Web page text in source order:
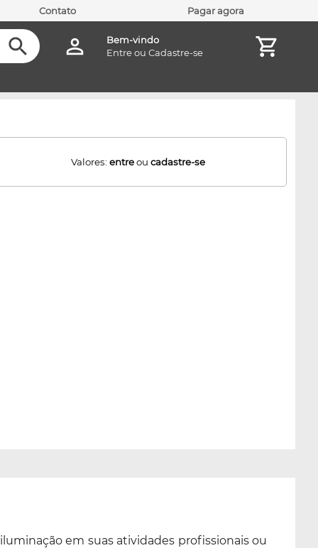
Contato Pagar agora
Bem-vindo
Entreou Cadastre-se
Valores:entreoucadastre-se
em suas atividades profissionais ou